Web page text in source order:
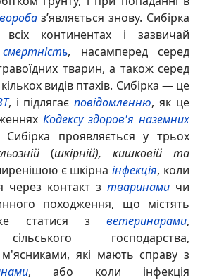
з’являється знову. Сибірка
всіх континентах і зазвичай
смертність, насамперед серед
тварин, а також серед
кількох видів птахів. Сибірка — це
, і підлягаєповідомленню, як це
Кодексу здоров'я наземних
проявляється у трьох
(шкірній), кишковій та
є шкірнаінфекція, коли
контакт з тваринами чи
походження, що містять
статися з ветеринарами,
господарства,
які мають справу з
, або коли інфекція